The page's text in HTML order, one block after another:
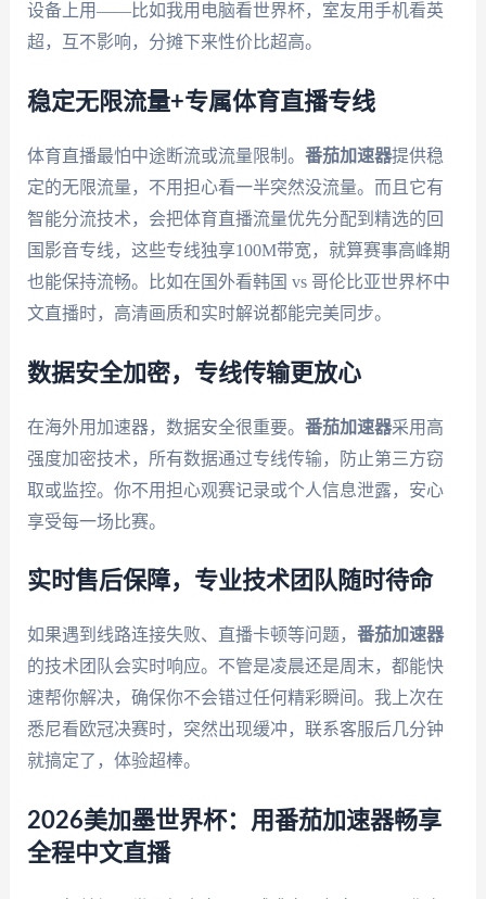
设备上用——比如我用电脑看世界杯，室友用手机看英
超，互不影响，分摊下来性价比超高。
稳定无限流量+专属体育直播专线
体育直播最怕中途断流或流量限制。 番茄加速器提供稳
定的无限流量，不用担心看一半突然没流量。而且它有
智能分流技术，会把体育直播流量优先分配到精选的回
国影音专线，这些专线独享100M带宽，就算赛事高峰期
也能保持流畅。比如在国外看韩国 vs 哥伦比亚世界杯中
文直播时，高清画质和实时解说都能完美同步。
数据安全加密，专线传输更放心
在海外用加速器，数据安全很重要。 番茄加速器采用高
强度加密技术，所有数据通过专线传输，防止第三方窃
取或监控。你不用担心观赛记录或个人信息泄露，安心
享受每一场比赛。
实时售后保障，专业技术团队随时待命
如果遇到线路连接失败、直播卡顿等问题， 番茄加速器
的技术团队会实时响应。不管是凌晨还是周末，都能快
速帮你解决，确保你不会错过任何精彩瞬间。我上次在
悉尼看欧冠决赛时，突然出现缓冲，联系客服后几分钟
就搞定了，体验超棒。
2026美加墨世界杯：用番茄加速器畅享
全程中文直播